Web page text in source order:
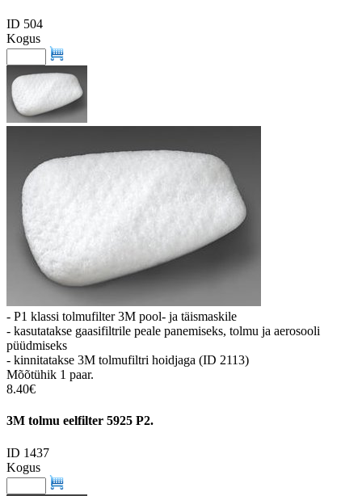
ID 504
Kogus
- P1 klassi tolmufilter 3M pool- ja täismaskile
- kasutatakse gaasifiltrile peale panemiseks, tolmu ja aerosooli
püüdmiseks
- kinnitatakse 3M tolmufiltri hoidjaga (ID 2113)
Mõõtühik 1 paar.
8.40€
3M tolmu eelfilter 5925 P2.
ID 1437
Kogus